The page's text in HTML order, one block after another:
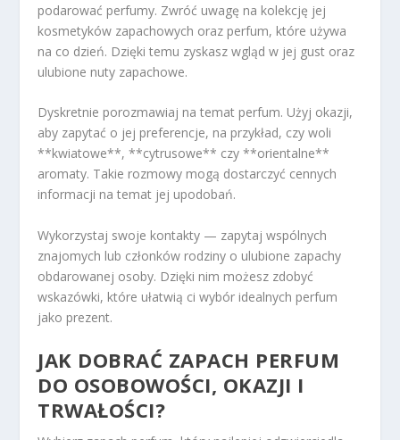
podarować perfumy. Zwróć uwagę na kolekcję jej
kosmetyków zapachowych oraz perfum, które używa
na co dzień. Dzięki temu zyskasz wgląd w jej gust oraz
ulubione nuty zapachowe.
Dyskretnie porozmawiaj na temat perfum. Użyj okazji,
aby zapytać o jej preferencje, na przykład, czy woli
**kwiatowe**, **cytrusowe** czy **orientalne**
aromaty. Takie rozmowy mogą dostarczyć cennych
informacji na temat jej upodobań.
Wykorzystaj swoje kontakty — zapytaj wspólnych
znajomych lub członków rodziny o ulubione zapachy
obdarowanej osoby. Dzięki nim możesz zdobyć
wskazówki, które ułatwią ci wybór idealnych perfum
jako prezent.
JAK DOBRAĆ ZAPACH PERFUM
DO OSOBOWOŚCI, OKAZJI I
TRWAŁOŚCI?